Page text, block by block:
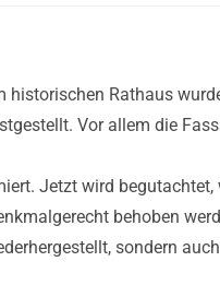
Rathaus
Vor allem die
Jetzt wird
behoben
sondern